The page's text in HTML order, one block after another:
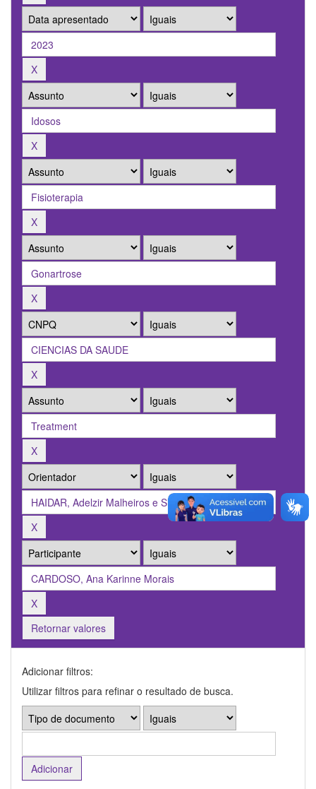
Retornar valores
Adicionar filtros:
Utilizar filtros para refinar o resultado de busca.